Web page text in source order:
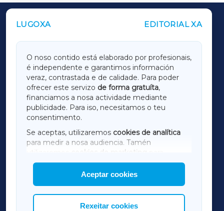
LUGOXA EDITORIAL XA
O noso contido está elaborado por profesionais,
é independente e garantimos información
veraz, contrastada e de calidade. Para poder
ofrecer este servizo de forma gratuíta,
financiamos a nosa actividade mediante
publicidade. Para iso, necesitamos o teu
consentimento.
Se aceptas, utilizaremos cookies de analítica
para medir a nosa audiencia. Tamén
utilizaremos
cookies de marketing
mostrar publicidade de terceiros.
Así mesmo, podes personalizar a elección das
cookies que desexas permitir.
Aceptar cookies
Rexeitar cookies
OUTROS PERIÓDICOS
LUGOXA
TERRACHAXA
AMARIÑAXA
RIBEIRASACRAXA
ACORUÑAXA